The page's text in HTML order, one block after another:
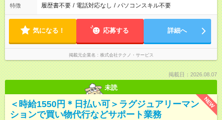
特徴 履歴書不要 / 電話対応なし / パソコンスキル不要
気になる！ 応募する 詳細へ
掲載元企業名 株式会社テクノ・サービス
掲載日：2026.08.07
未読
NEW
＜時給1550円＊日払い可＞ラグジュアリーマン
ションで買い物代行などサポート業務